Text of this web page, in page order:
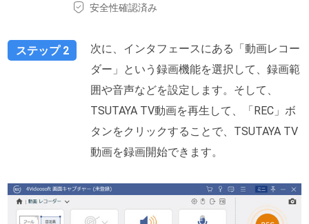
安全性確認済み
ステップ 2
次に、インタフェースにある「動画レコー
ダー」という録画機能を選択して、録画範
囲や音声などを設定します。そして、
TSUTAYA TV動画を再生して、「REC」ボ
タンをクリックすることで、TSUTAYA TV
動画を録画開始できます。